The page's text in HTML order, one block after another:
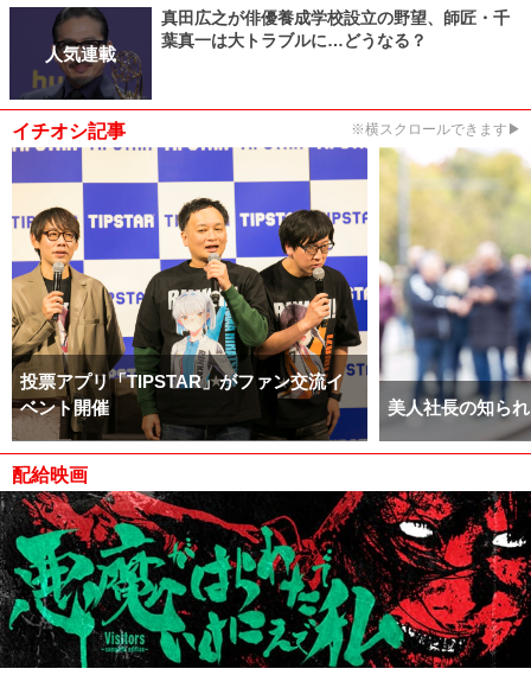
人気連載
真田広之が俳優養成学校設立の野望、師匠・千
葉真一は大トラブルに…どうなる？
イチオシ記事 ※横スクロールできます▶
投票アプリ「TIPSTAR」がファン交流イ
ベント開催
美人社長の知ら
配給映画